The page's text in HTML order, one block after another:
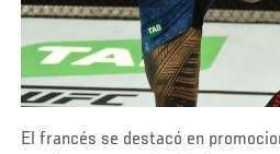
El francés se destacó en